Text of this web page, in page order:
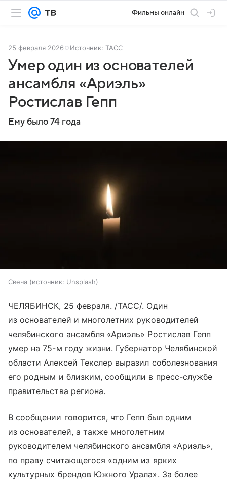
Фильмы онлайн
25 февраля 2026 Источник: ТАСС
Умер один из основателей
ансамбля «Ариэль»
Ростислав Гепп
Ему было 74 года
Свеча источник: Unsplash
ЧЕЛЯБИНСК, 25 февраля. /ТАСС/. Один
из основателей и многолетних руководителей
челябинского ансамбля «Ариэль» Ростислав Гепп
умер на 75-м году жизни. Губернатор Челябинской
области Алексей Текслер выразил соболезнования
его родным и близким, сообщили в пресс-службе
правительства региона.
В сообщении говорится, что Гепп был одним
из основателей, а также многолетним
руководителем челябинского ансамбля «Ариэль»,
по праву считающегося «одним из ярких
культурных брендов Южного Урала». За более